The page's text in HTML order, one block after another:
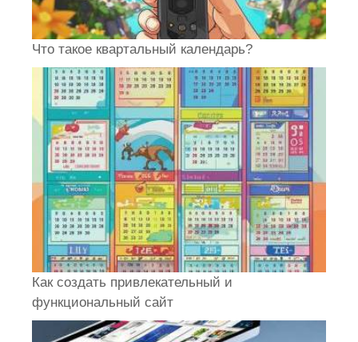
Что такое квартальный календарь?
Как создать привлекательный и
функциональный сайт